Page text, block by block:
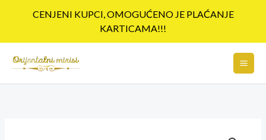
CENJENI KUPCI, OMOGUĆENO JE PLAĆANJE
KARTICAMA!!!